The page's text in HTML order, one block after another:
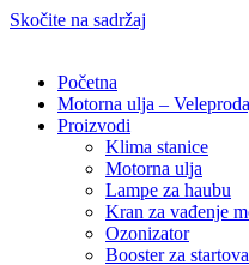
Skočite na sadržaj
Početna
Motorna ulja –
Proizvodi
Klima stanice
Motorna ulja
Lampe za haubu
Kran za vađenje
Ozonizator
Booster za